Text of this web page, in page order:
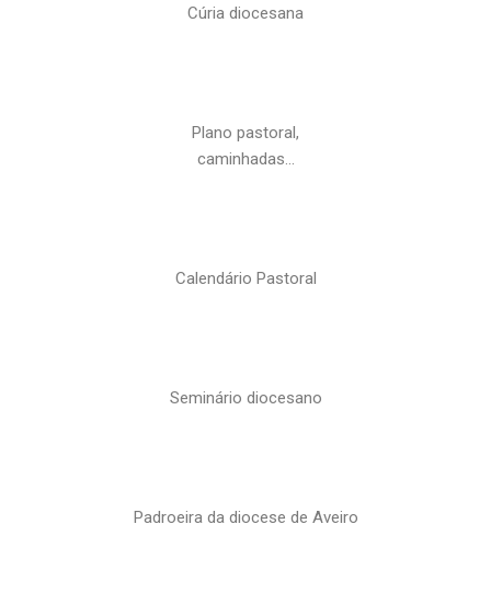
Cúria diocesana
Plano pastoral,
caminhadas…
Calendário Pastoral
Seminário diocesano
Padroeira da diocese de Aveiro